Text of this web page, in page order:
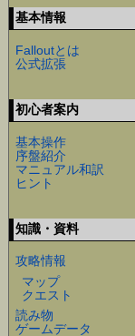
基本情報
Falloutとは
公式拡張
初心者案内
基本操作
序盤紹介
マニュアル和訳
ヒント
知識・資料
攻略情報
マップ
クエスト
読み物
ゲームデータ